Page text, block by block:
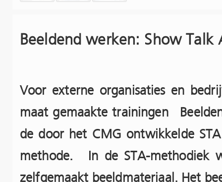
Beeldend werken: Show Talk
Voor externe organisaties en
maat gemaakte trainingen
de door het CMG ontwikkelde
methode. In de STA-methodiek
zelfgemaakt beeldmateriaal. Het